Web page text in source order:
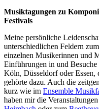
Musiktagungen zu
Festivals
Meine persönliche
unterschiedlichen Feldern
einzelnen Musikerinnen und
Einführungen in und
Köln, Düsseldorf oder Essen,
gehörte dazu. Auch die
kurz wie im Ensemble
haben mir die